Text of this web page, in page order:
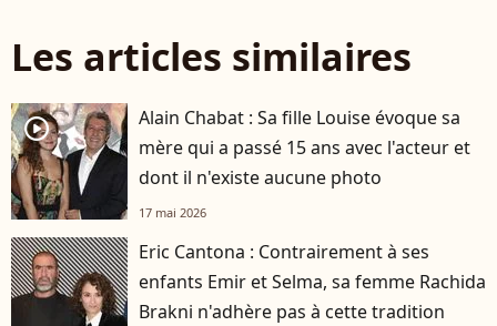
Les articles similaires
player2
Alain Chabat : Sa fille Louise évoque sa
mère qui a passé 15 ans avec l'acteur et
dont il n'existe aucune photo
17 mai 2026
Eric Cantona : Contrairement à ses
enfants Emir et Selma, sa femme Rachida
Brakni n'adhère pas à cette tradition